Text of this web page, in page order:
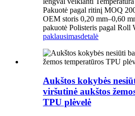
Pakuotė pagal ritinį MOQ
OEM storis 0,20 mm–0,60
pakuotė Polisteris pagal Roll
paklausimasdetalė
Aukštos kokybės
viršutinė aukštos
TPU plėvelė